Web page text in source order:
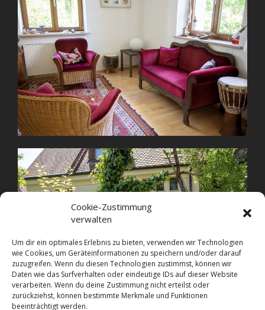
Cookie-Zustimmung
verwalten
Um dir ein optimales Erlebnis zu bieten, verwenden wir Technologien
wie Cookies, um Geräteinformationen zu speichern und/oder darauf
zuzugreifen. Wenn du diesen Technologien zustimmst, können wir
Daten wie das Surfverhalten oder eindeutige IDs auf dieser Website
verarbeiten. Wenn du deine Zustimmung nicht erteilst oder
zurückziehst, können bestimmte Merkmale und Funktionen
beeinträchtigt werden.